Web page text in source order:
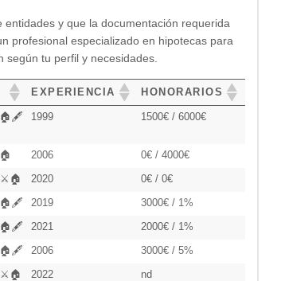
y que la documentación requerida
profesional especializado en hipotecas para
tu perfil y necesidades.
EXPERIENCIA HONORARIOS
1999 1500€ / 6000€
2006
0€ / 4000€
2020
0€ / 0€
2019
3000€ / 1%
2021
2000€ / 1%
2006
3000€ / 5%
2022
nd